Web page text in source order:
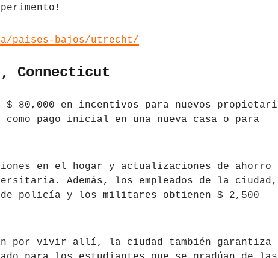
paises-bajos/utrecht/
Connecticut
80,000 en incentivos para nuevos
pago inicial en una nueva casa o para
en el hogar y actualizaciones de ahorro
Además, los empleados de la ciudad,
policía y los militares obtienen $ 2,500
por vivir allí, la ciudad también garantiza